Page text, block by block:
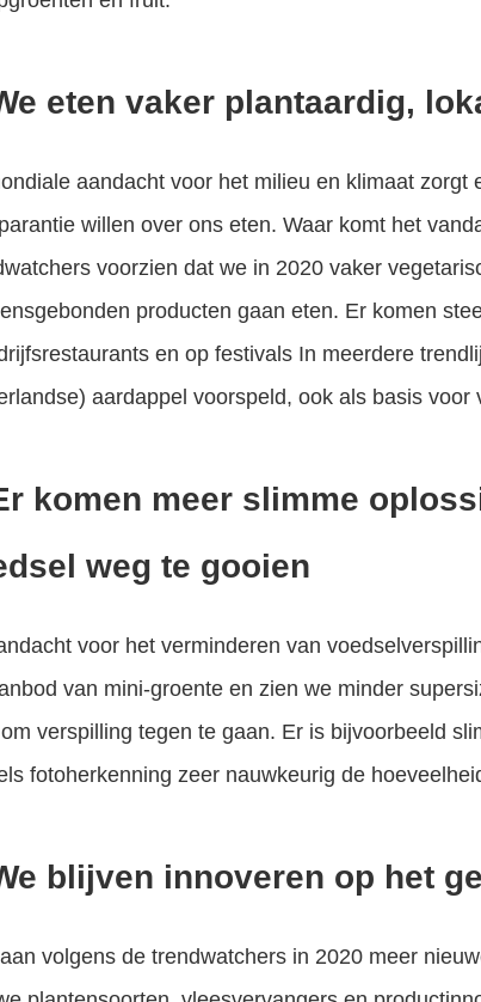
eten vaker plantaardig,
aandacht voor het milieu en klimaat
willen over ons eten. Waar komt het
voorzien dat we in 2020 vaker
producten gaan eten. Er komen
en op festivals In meerdere
aardappel voorspeld, ook als basis
komen meer slimme
weg te gooien
voor het verminderen van
van mini-groente en zien we minder
verspilling tegen te gaan. Er is bijvoorbeeld
fotoherkenning zeer nauwkeurig de
blijven innoveren op het
volgens de trendwatchers in 2020 meer